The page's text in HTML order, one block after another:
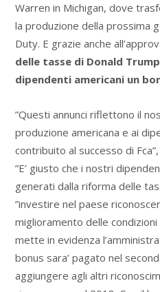
Warren in Michigan, dove
la produzione della prossima
Duty. E grazie anche
delle tasse di Donald
dipendenti americani un
”Questi annunci riflettono il
produzione americana e ai
contribuito al successo di
”E’ giusto che i nostri
generati dalla riforma delle
”investire nel paese
miglioramento delle
mette in evidenza
bonus sara’ pagato nel
aggiungere agli altri